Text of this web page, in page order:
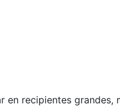
recipientes grandes,